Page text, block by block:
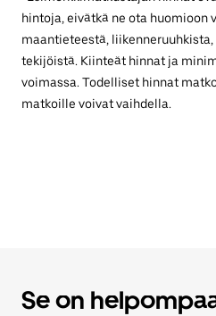
hintoja, eivätkä ne ota huomioon
maantieteestä,
tekijöistä. Kiinteät hinnat ja
voimassa. Todelliset hinnat
matkoille voivat vaihdella.
Se on